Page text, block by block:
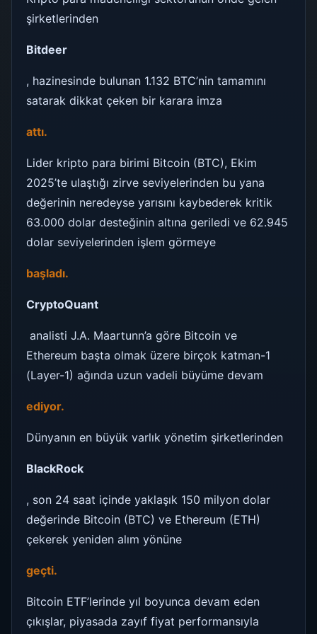
şirketlerinden
Bitdeer
, hazinesinde bulunan 1.132 BTC’nin tamamını
satarak dikkat çeken bir karara imza
attı.
Lider kripto para birimi Bitcoin (BTC), Ekim
2025’te ulaştığı zirve seviyelerinden bu yana
değerinin neredeyse yarısını kaybederek kritik
63.000 dolar desteğinin altına geriledi ve 62.945
dolar seviyelerinden işlem görmeye
başladı.
CryptoQuant
analisti J.A. Maartunn’a göre Bitcoin ve
Ethereum başta olmak üzere birçok katman-1
(Layer-1) ağında uzun vadeli büyüme devam
ediyor.
Dünyanın en büyük varlık yönetim şirketlerinden
BlackRock
, son 24 saat içinde yaklaşık 150 milyon dolar
değerinde Bitcoin (BTC) ve Ethereum (ETH)
çekerek yeniden alım yönüne
geçti.
Bitcoin ETF’lerinde yıl boyunca devam eden
çıkışlar, piyasada zayıf fiyat performansıyla